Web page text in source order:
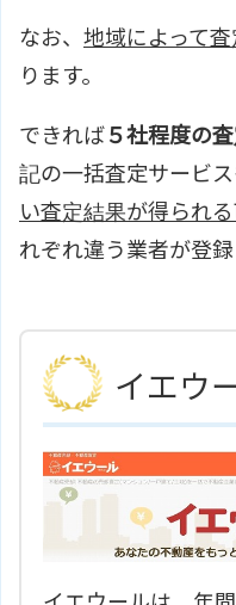
なお、 地域によって
ります。
できれば５社程度の
記の一括査定サービス
い査定結果が得られ
れぞれ違う業者が登録
イエウ